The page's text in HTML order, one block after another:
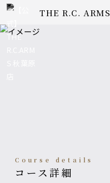
THE R.C. ARMS
course details
コース詳細